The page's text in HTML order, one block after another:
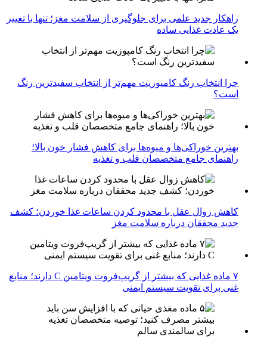
راهکار جدید علمی برای جلوگیری از سلامت مغز؛ تنها با تغییر
یک عادت غذایی ساده
چرا انتخاب رنگ کامپوزیت مهم‌تر از انتخاب سفیدترین رنگ
است؟
بهترین خوراکی‌ها و میوه‌ها برای کاهش فشار خون بالا؛
راهنمای جامع متخصصان قلب و تغذیه
کاهش زوال عقل با محدود کردن ساعات غذا خوردن؛ کشف
جدید محققان درباره سلامت مغز
۷ ماده غذایی که بیشتر از گریپ‌فروت ویتامین C دارند؛ منابع
غنی برای تقویت سیستم ایمنی